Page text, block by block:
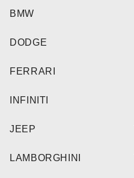
BMW
DODGE
FERRARI
INFINITI
JEEP
LAMBORGHINI